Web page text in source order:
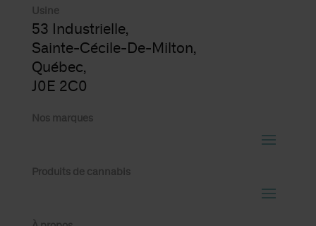
Usine
53 Industrielle,
Sainte-Cécile-De-Milton,
Québec,
J0E 2C0
Nos marques
Produits de cannabis